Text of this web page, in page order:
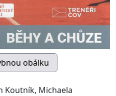
Koutník, Michaela